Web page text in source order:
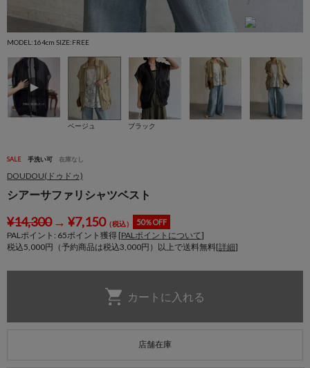
MODEL:164cm SIZE:FREE
ベージュ ブラック
SALE 手洗い可 在庫なし
DOUDOU(ドゥドゥ)
シアーサファリシャツベスト
¥14,300→ ¥7,150（税込） 50％OFF
PALポイント: 65ポイント獲得 [PALポイントについて]
税込5,000円（予約商品は税込3,000円）以上で送料無料[詳細]
店舗在庫